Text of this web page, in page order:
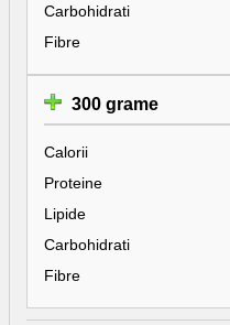
Carbohidrati
Fibre
300 grame
Calorii
Proteine
Lipide
Carbohidrati
Fibre